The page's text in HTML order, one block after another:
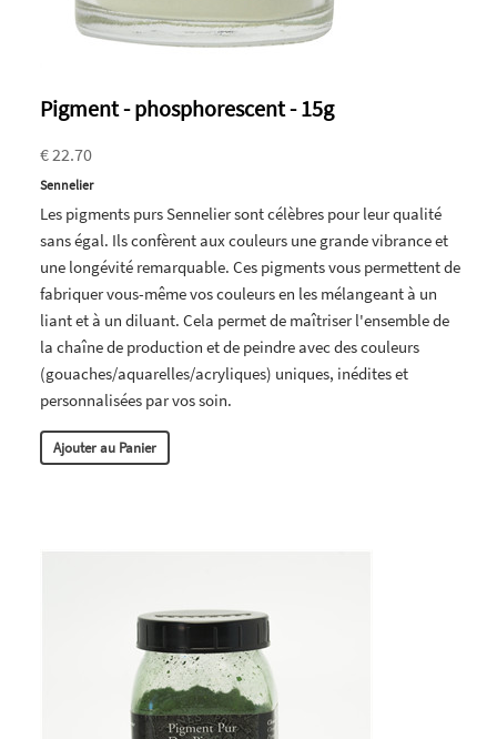
Pigment - phosphorescent - 15g
€ 22.70
Sennelier
Les pigments purs Sennelier sont célèbres pour leur qualité
sans égal. Ils confèrent aux couleurs une grande vibrance et
une longévité remarquable. Ces pigments vous permettent de
fabriquer vous-même vos couleurs en les mélangeant à un
liant et à un diluant. Cela permet de maîtriser l'ensemble de
la chaîne de production et de peindre avec des couleurs
(gouaches/aquarelles/acryliques) uniques, inédites et
personnalisées par vos soin.
Ajouter au Panier